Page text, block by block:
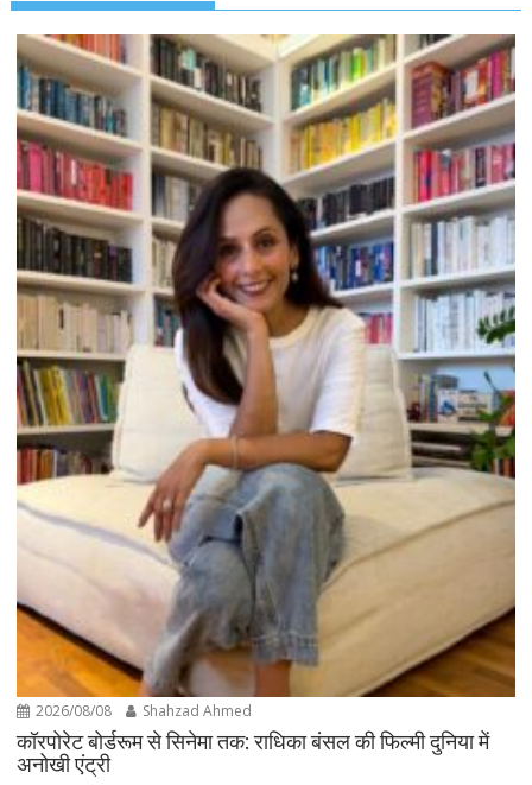
2026/08/08 Shahzad Ahmed
कॉरपोरेट बोर्डरूम से सिनेमा तक: राधिका बंसल की फिल्मी दुनिया में
अनोखी एंट्री